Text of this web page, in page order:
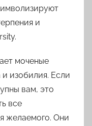
и
моченые
и изобилия. Если
вам, это
все
желаемого. Они